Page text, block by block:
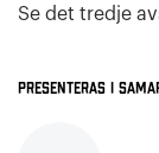
Se det tredje
Presenteras i